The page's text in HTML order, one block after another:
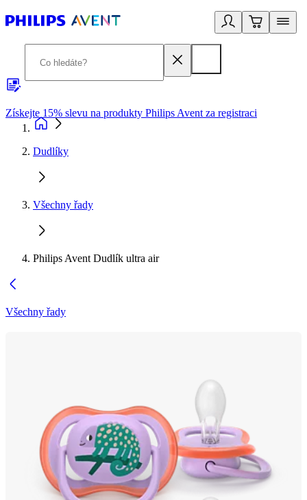
Získejte 15% slevu na produkty Philips Avent za registraci
Dudlíky
Všechny řady
Philips Avent Dudlík ultra air
Všechny řady